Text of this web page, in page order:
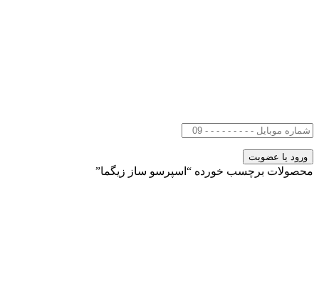
محصولات برچسب خورده “اسپرسو ساز زیگما”